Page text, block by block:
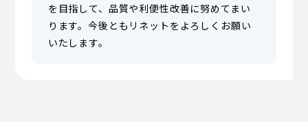
を目指して、品質や利便性改善に努めてまい
ります。今後ともリネットをよろしくお願い
いたします。